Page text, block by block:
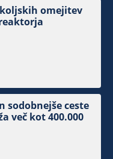
omejitev
sodobnejše ceste
več kot 400.000